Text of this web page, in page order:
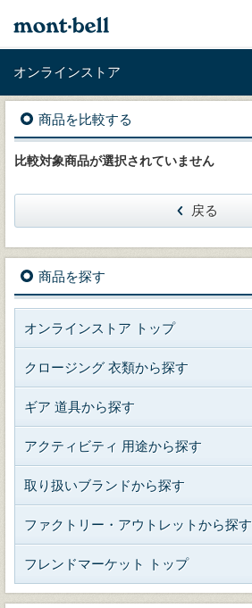
オンラインストア
商品を比較する
比較対象商品が選択されていません
戻る
商品を探す
オンラインストア トップ
クロージング 衣類から探す
ギア 道具から探す
アクティビティ 用途から探す
取り扱いブランドから探す
ファクトリー・アウトレットから探す
フレンドマーケット トップ